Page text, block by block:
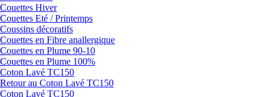
Couettes Hiver
Couettes Eté / Printemps
Coussins décoratifs
Couettes en Fibre anallergique
Couettes en Plume 90-10
Couettes en Plume 100%
Coton Lavé TC150
Retour au Coton Lavé TC150
Coton Lavé TC150